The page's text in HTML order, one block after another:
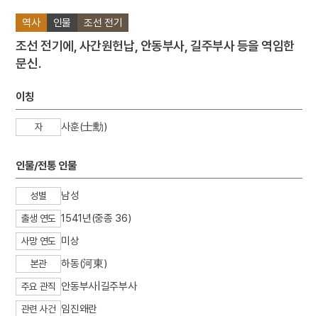
7
경신참변
8
고향
1 금성대군
2
세조
4 성종
5 절기
6 강동진
7 경신참변
8 고향
9
목포역
10 몽유도원도
역사 인물 조선 전기
조선 전기에, 사간원헌납, 안동부사, 길주부사 등을 역임한
문신.
이칭
자 사훈(士勳)
인물/전통 인물
성별 남성
출생 연도 1541년(중종 36)
사망 연도 미상
본관 하동(河東)
주요 관직 안동부사|길주부사
관련 사건 임진왜란